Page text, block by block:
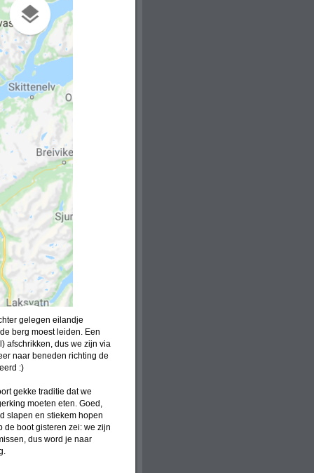
gelegen eilandje
berg moest leiden. Een
afschrikken, dus we zijn via
naar beneden richting de
:)
gekke traditie dat we
moeten eten. Goed,
slapen en stiekem hopen
de boot gisteren zei: we zijn
dus word je naar